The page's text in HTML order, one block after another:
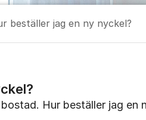
beställer jag en ny nyckel?
Hur beställer jag en